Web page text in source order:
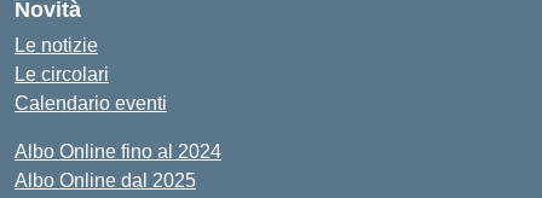
Novità
Le notizie
Le circolari
Calendario eventi
Albo Online fino al 2024
Albo Online dal 2025